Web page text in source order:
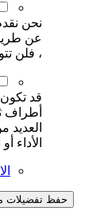
نحن
عن
، فلن
قد تكون
أطراف
العديد
الأداء
حفظ تفضيلات